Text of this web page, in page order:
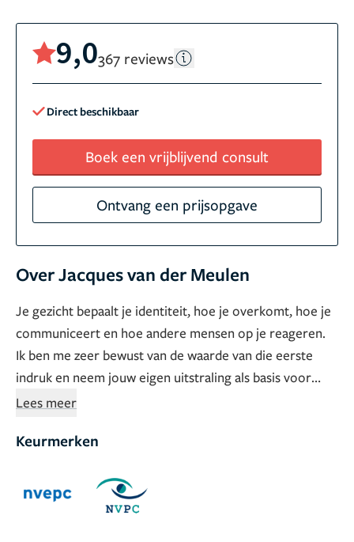
9,0367 reviews
Direct beschikbaar
Boek een vrijblijvend consult
Ontvang een prijsopgave
Over Jacques van der Meulen
Je gezicht bepaalt je identiteit, hoe je overkomt, hoe je
communiceert en hoe andere mensen op je reageren.
Ik ben me zeer bewust van de waarde van die eerste
indruk en neem jouw eigen uitstraling als basis voor
mijn behandelingen. Bij de ingrepen die ik doe - met
om balans. Door zo’n behandeling mag je jezelf nooit
met respect voor je natuurlijke grenzen. Ik streef
ernaar om het zo te doen dat alles weer op z’n plek valt.
Lees meer
Keurmerken